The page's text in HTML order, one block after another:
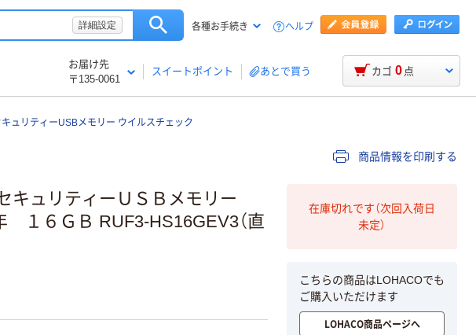
詳細設定 各種お手続き ヘルプ
お届け先
〒135-0061
スイートポイント あとで買う カゴ 0 点
ュリティーUSBメモリー ウイルスチェック
商品情報を印刷する
キュリティーＵＳＢメモリー
１６ＧＢ RUF3-HS16GEV3（直
在庫切れです（次回入荷日
未定）
こちらの商品はLOHACOでも
ご購入いただけます
LOHACO商品ページへ